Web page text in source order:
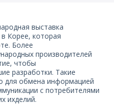
выставка
Корее, которая
Более
производителей
чтобы
разработки. Такие
для обмена информацией
с потребителями
ихделий.